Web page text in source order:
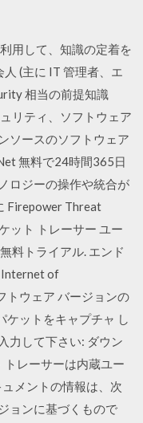
用して、知識の定着を
(主に IT 管理者、エ
相当の前提知識
リティ、ソフトウェア
ソースのソフトウェア
無料で24時間365日
ロジーの操作や統合が
Firepower Threat
ット トレーサー ユー
料トライアル. エンド
Internet of
トウェア バージョンの
ケットをキャプチャ し
力して下さい: ダウン
レーサーは内蔵ユー
メントの情報は、次
ョンに基づくもので